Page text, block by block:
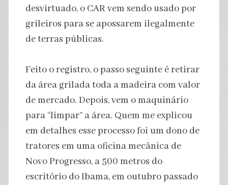
desvirtuado, o CAR vem sendo usado por
grileiros para se apossarem ilegalmente
de terras públicas.
Feito o registro, o passo seguinte é retirar
da área grilada toda a madeira com valor
de mercado. Depois, vem o maquinário
para “limpar” a área. Quem me explicou
em detalhes esse processo foi um dono de
tratores em uma oficina mecânica de
Novo Progresso, a 500 metros do
escritório do Ibama, em outubro passado